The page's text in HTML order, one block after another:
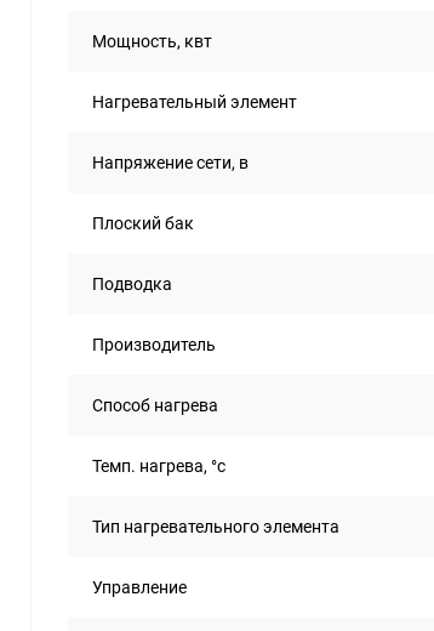
Мощность, квт
Нагревательный элемент
Напряжение сети, в
Плоский бак
Подводка
Производитель
Способ нагрева
Темп. нагрева, °с
Тип нагревательного элемента
Управление